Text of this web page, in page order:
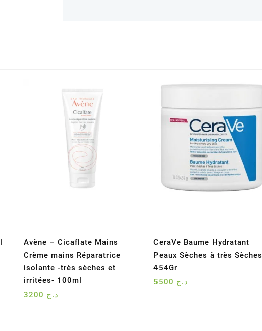
Avène – Cicaflate Mains
Crème mains Réparatrice
isolante -très sèches et
irritées- 100ml
د.ج
CeraVe Baume Hydratant
Peaux Sèches à très Sèches
454Gr
د.ج